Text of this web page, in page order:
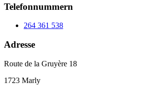
Telefonnummern
264 361 538
Adresse
Route de la Gruyère 18
1723 Marly